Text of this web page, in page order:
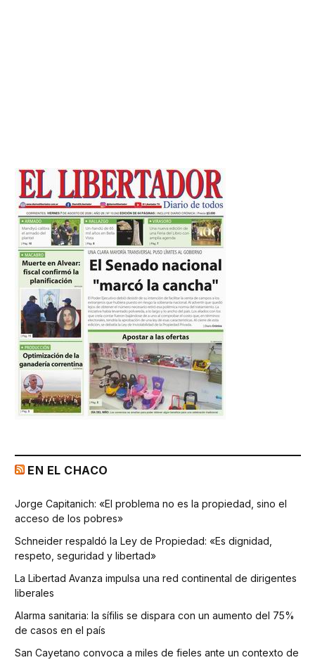
EN EL CHACO
Jorge Capitanich: «El problema no es la propiedad, sino el
acceso de los pobres»
Schneider respaldó la Ley de Propiedad: «Es dignidad,
respeto, seguridad y libertad»
La Libertad Avanza impulsa una red continental de dirigentes
liberales
Alarma sanitaria: la sífilis se dispara con un aumento del 75%
de casos en el país
San Cayetano convoca a miles de fieles ante un contexto de